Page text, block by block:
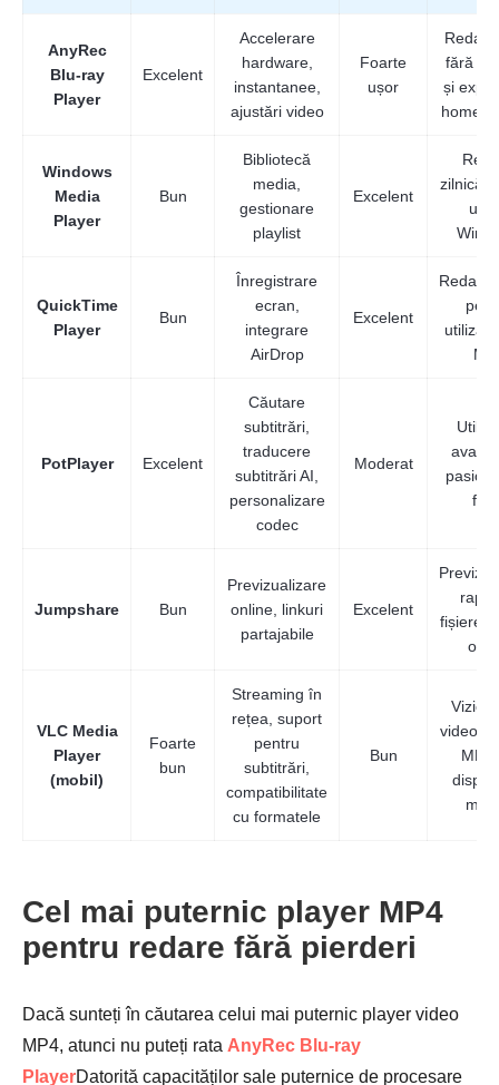
AnyRec
Blu-ray
Player
Excelent
Accelerare
hardware,
instantanee,
ajustări video
Foarte
ușor
fără
și
home
Windows
Media
Player
Bun
Bibliotecă
media,
gestionare
playlist
Excelent
zilnică
uri
QuickTime
Player
Bun
Înregistrare
ecran,
integrare
AirDrop
Excelent
Redare
PotPlayer Excelent
Căutare
subtitrări,
traducere
subtitrări AI,
personalizare
codec
Moderat
Jumpshare Bun
Previzualizare
online, linkuri
partajabile
Excelent
VLC Media
Player
(mobil)
Foarte
bun
Streaming în
rețea, suport
pentru
subtitrări,
compatibilitate
cu formatele
Bun
MP4
Cel mai puternic player MP4
pentru redare fără pierderi
Dacă sunteți în căutarea celui mai puternic player video
MP4, atunci nu puteți rata AnyRec Blu-ray
PlayerDatorită capacităților sale puternice de procesare